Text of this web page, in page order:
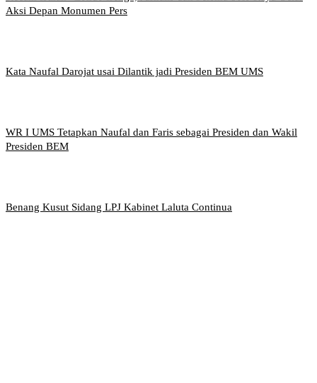
Aksi Depan Monumen Pers
Kata Naufal Darojat usai Dilantik jadi Presiden BEM UMS
WR I UMS Tetapkan Naufal dan Faris sebagai Presiden dan Wakil
Presiden BEM
Benang Kusut Sidang LPJ Kabinet Laluta Continua